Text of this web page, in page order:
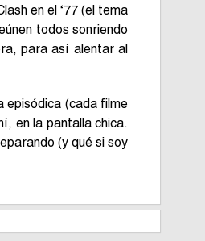
en el ‘77 (el tema
todos sonriendo
para así alentar al
episódica (cada filme
en la pantalla chica.
(y qué si soy